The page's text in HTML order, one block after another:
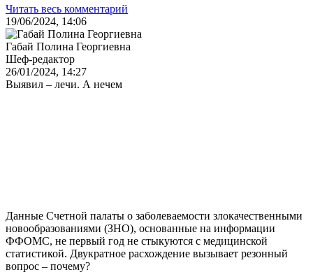
Читать весь комментарий
19/06/2024, 14:06
Габай Полина Георгиевна
Шеф-редактор
26/01/2024, 14:27
Выявил – лечи. А нечем
Данные Счетной палаты о заболеваемости злокачественными
новообразованиями (ЗНО), основанные на информации
ФФОМС, не первый год не стыкуются с медицинской
статистикой. Двукратное расхождение вызывает резонный
вопрос – почему?